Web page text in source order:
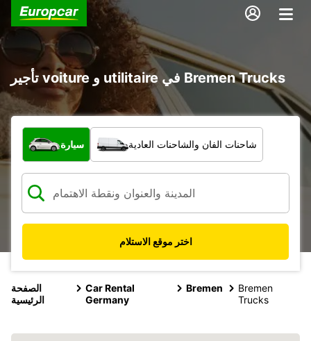
تأجير voiture و utilitaire في Bremen Trucks
ما نوع المركبة؟
سيارة شاحنات الفان والشاحنات العادية
اختر موقع الاستلام
الصفحة
الرئيسية
Car Rental
Germany
Bremen
Bremen
Trucks